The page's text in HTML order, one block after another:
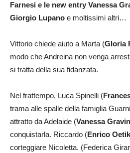
Farnesi e le new entry Vanessa
Giorgio Lupano e moltissimi altri…
Vittorio chiede aiuto a Marta (Gloria
modo che Andreina non venga
si tratta della sua fidanzata.
Nel frattempo, Luca Spinelli (
trama alle spalle della famiglia
attratto da Adelaide (Vanessa
conquistarla. Riccardo (Enrico
corteggiare Nicoletta. (Federica